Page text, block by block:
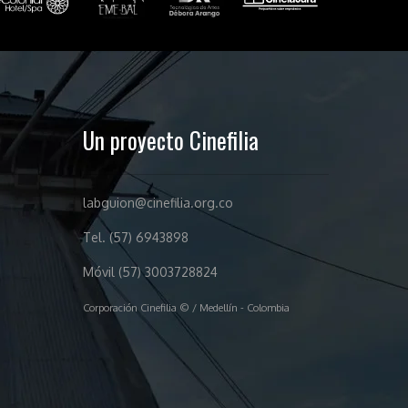
Un proyecto Cinefilia
labguion@cinefilia.org.co
Tel. (57) 6943898
Móvil (57) 3003728824
Corporación Cinefilia © / Medellín - Colombia